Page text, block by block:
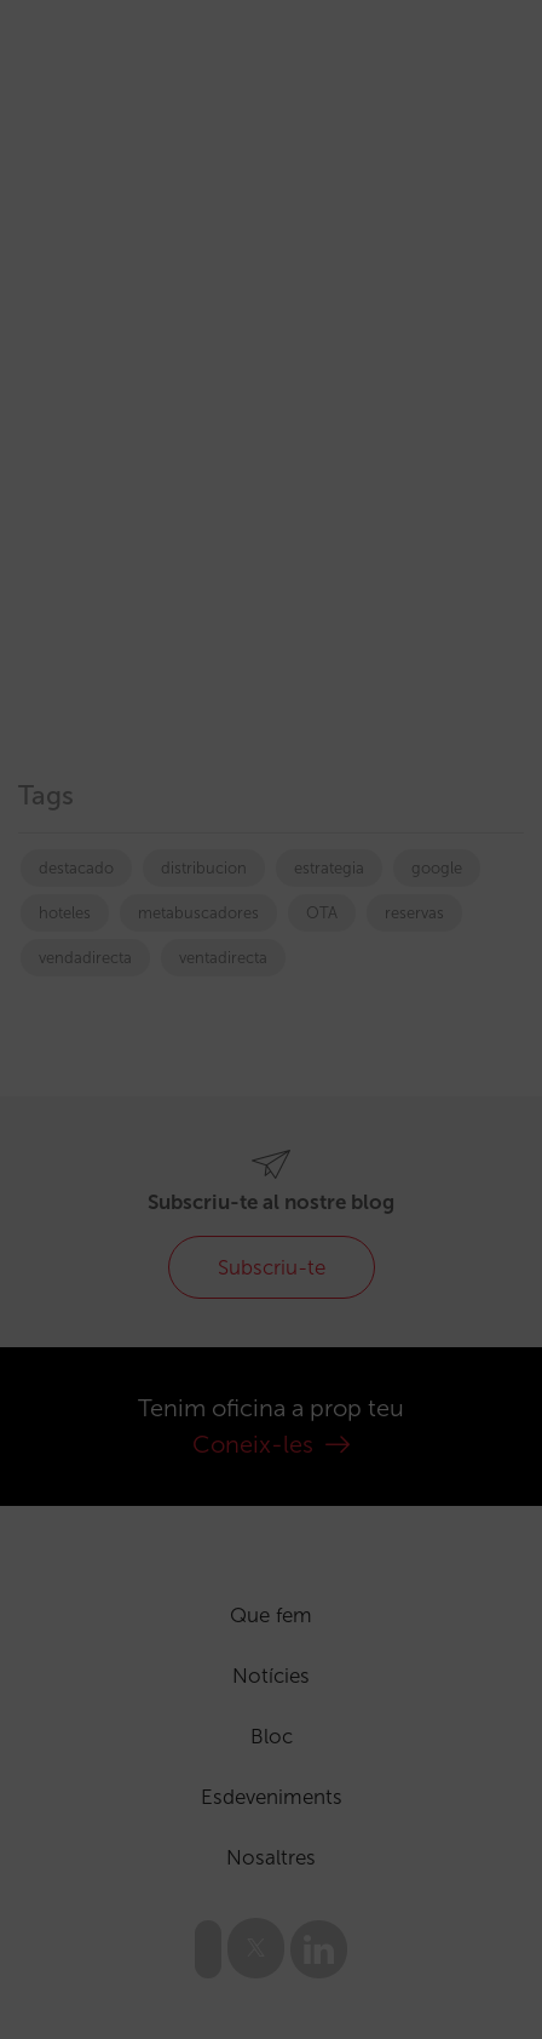
Tags
destacado distribucion estrategia google
hoteles metabuscadores OTA reservas
vendadirecta ventadirecta
Subscriu-te al nostre blog
Subscriu-te
Tenim oficina a prop teu
Coneix-les
Que fem
Notícies
Bloc
Esdeveniments
Nosaltres